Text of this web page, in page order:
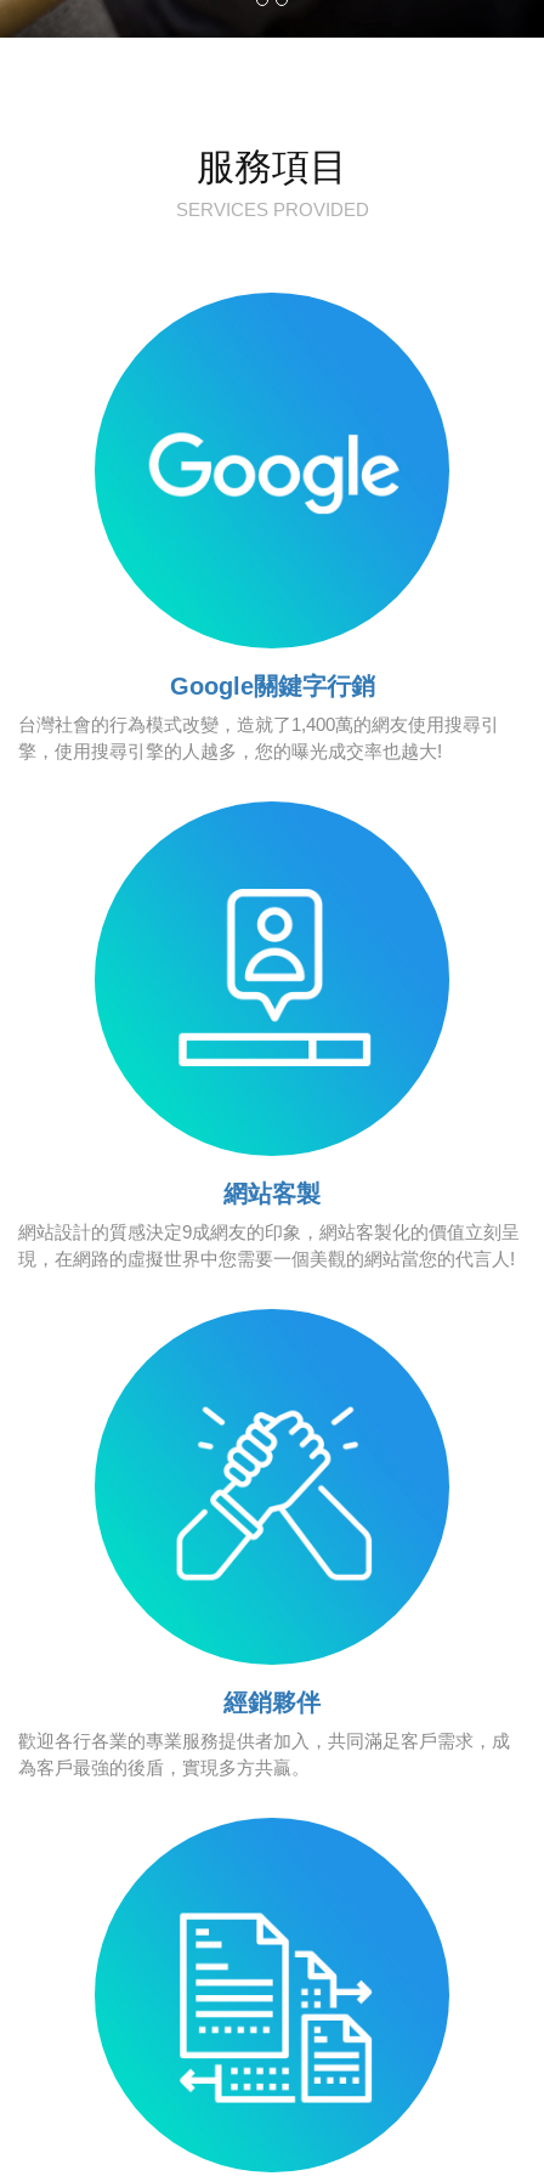
服務項目
SERVICES PROVIDED
Google關鍵字行銷
台灣社會的行為模式改變，造就了1,400萬的網友使用搜尋引
擎，使用搜尋引擎的人越多，您的曝光成交率也越大!
網站客製
網站設計的質感決定9成網友的印象，網站客製化的價值立刻呈
現，在網路的虛擬世界中您需要一個美觀的網站當您的代言人!
經銷夥伴
歡迎各行各業的專業服務提供者加入，共同滿足客戶需求，成
為客戶最強的後盾，實現多方共贏。